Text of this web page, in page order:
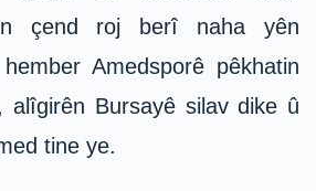
çend roj berî naha yên
Amedsporê pêkhatin
alîgirên Bursayê silav dike û
tine ye.